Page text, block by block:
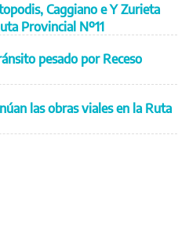
Caggiano e Y Zurieta
Provincial Nº11
pesado por Receso
las obras viales en la Ruta